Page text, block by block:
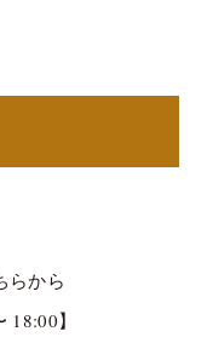
らから
18:00】